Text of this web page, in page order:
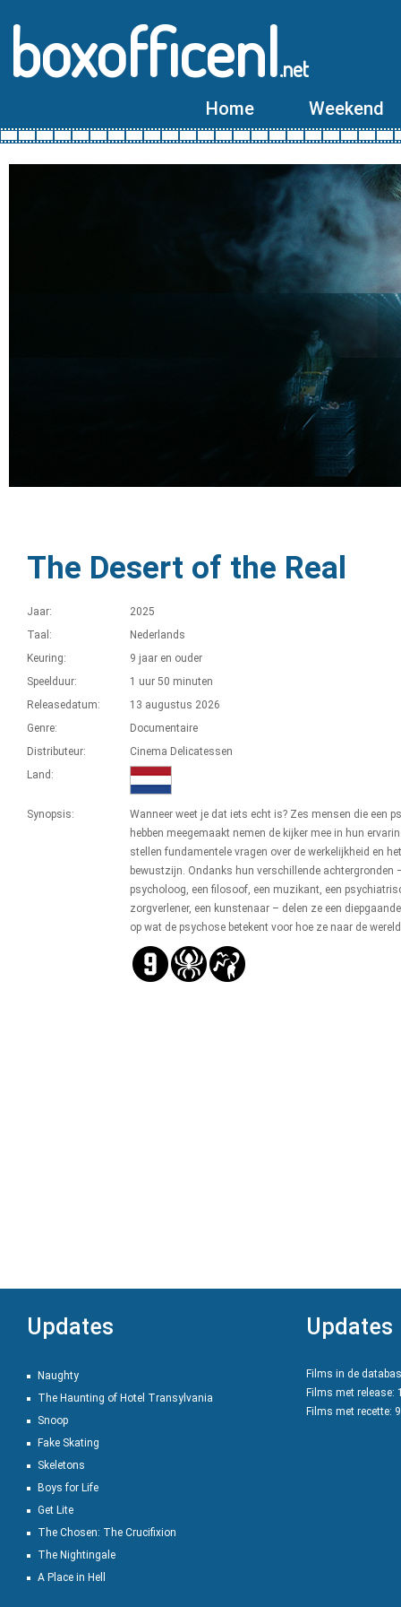
boxofficenl.net
Home Weekend
The Desert of the Real
Jaar:
2025
Taal:
Nederlands
Keuring:
9 jaar en ouder
Speelduur:
1 uur 50 minuten
Releasedatum:
13 augustus 2026
Genre:
Documentaire
Distributeur:
Cinema Delicatessen
Land:
Synopsis:
Wanneer weet je dat iets echt is? Zes mensen die een
hebben meegemaakt nemen de kijker mee in hun
stellen fundamentele vragen over de werkelijkheid en het
bewustzijn. Ondanks hun verschillende achtergronden
psycholoog, een filosoof, een muzikant, een
zorgverlener, een kunstenaar – delen ze een
op wat de psychose betekent voor hoe ze naar de
Updates
Naughty
The Haunting of Hotel Transylvania
Snoop
Fake Skating
Skeletons
Boys for Life
Get Lite
The Chosen: The Crucifixion
The Nightingale
A Place in Hell
Updates
Films in de
Films met release:
Films met recette: